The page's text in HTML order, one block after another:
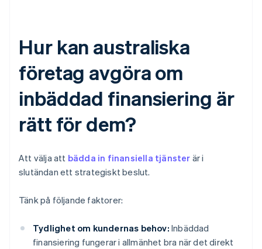
Hur kan australiska
företag avgöra om
inbäddad finansiering är
rätt för dem?
Att välja att bädda in finansiella tjänster är i
slutändan ett strategiskt beslut.
Tänk på följande faktorer:
Tydlighet om kundernas behov: Inbäddad
finansiering fungerar i allmänhet bra när det direkt